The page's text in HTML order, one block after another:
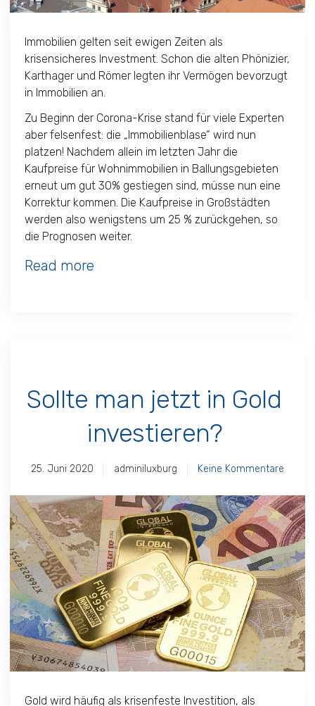
Immobilien gelten seit ewigen Zeiten als
krisensicheres Investment. Schon die alten Phönizier,
Karthager und Römer legten ihr Vermögen bevorzugt
in Immobilien an.
Zu Beginn der Corona-Krise stand für viele Experten
aber felsenfest: die „Immobilienblase“ wird nun
platzen! Nachdem allein im letzten Jahr die
Kaufpreise für Wohnimmobilien in Ballungsgebieten
erneut um gut 30% gestiegen sind, müsse nun eine
Korrektur kommen. Die Kaufpreise in Großstädten
werden also wenigstens um 25 % zurückgehen, so
die Prognosen weiter.
Read more
Sollte man jetzt in Gold
investieren?
25. Juni 2020 adminiluxburg Keine Kommentare
Gold wird häufig als krisenfeste Investition, als